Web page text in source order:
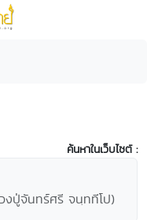
ค้นหาในเว็บไซต์ :
งปู่จันทร์ศรี จนฺททีโป)